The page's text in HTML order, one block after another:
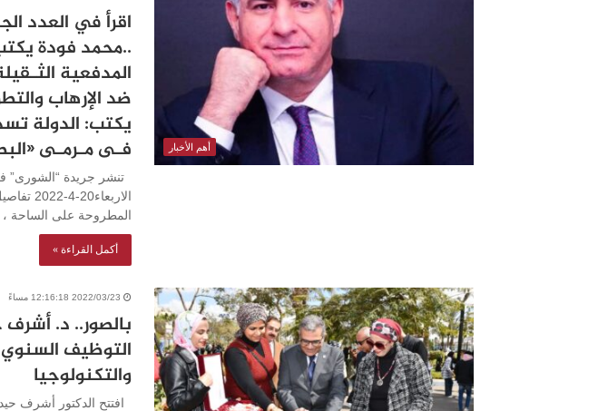
أهم الأخبار
اقرأ في العدد
المدفعية
ضد الإرهاب
يكتب: الدولة
فـى مـرمـى
تنشر جريدة “الشورى”
المطروحة على الساحة ،
أكمل القراءة »
2022/03/23 12:16:18 مساءً
بالصور.. د.
التوظيف
والتكنولوجيا
افتتح الدكتور أشرف